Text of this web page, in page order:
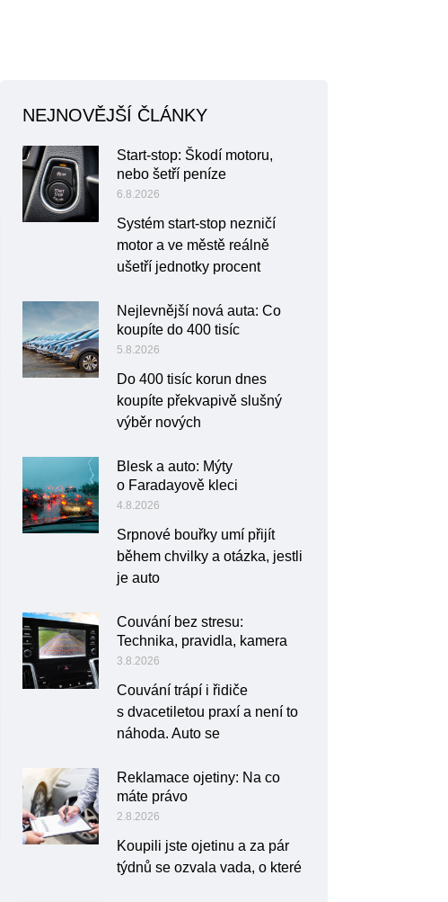
NEJNOVĚJŠÍ ČLÁNKY
Start-stop: Škodí motoru,
nebo šetří peníze
6.8.2026
Systém start-stop nezničí
motor a ve městě reálně
ušetří jednotky procent
Nejlevnější nová auta: Co
koupíte do 400 tisíc
5.8.2026
Do 400 tisíc korun dnes
koupíte překvapivě slušný
výběr nových
Blesk a auto: Mýty
o Faradayově kleci
4.8.2026
Srpnové bouřky umí přijít
během chvilky a otázka, jestli
je auto
Couvání bez stresu:
Technika, pravidla, kamera
3.8.2026
Couvání trápí i řidiče
s dvacetiletou praxí a není to
náhoda. Auto se
Reklamace ojetiny: Na co
máte právo
2.8.2026
Koupili jste ojetinu a za pár
týdnů se ozvala vada, o které